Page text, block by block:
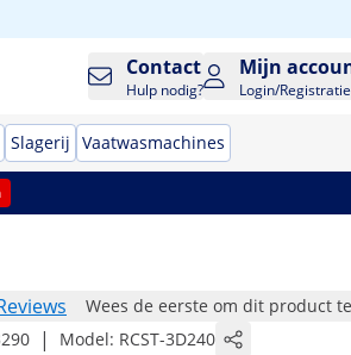
Contact
Hulp nodig?
Mijn
Login/Registratie
Slagerij Vaatwasmachines
Wees de eerste om dit product
| Model: RCST-3D240